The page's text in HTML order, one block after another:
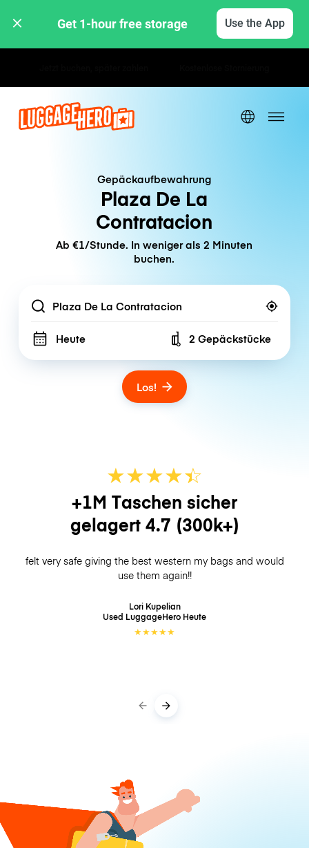
Get 1-hour free storage Use the App
Gepäckaufbewahrung
Plaza De La
Contratacion
Ab €1/Stunde. In weniger als 2 Minuten
buchen.
Location
Heute Number of bags
2 Gepäckstücke
Los!
★★★★☆
★
+1M Taschen sicher
gelagert 4.7 (300k+)
felt very safe giving the best western my bags and would
use them again!!
Lori Kupelian
Used LuggageHero Heute
★★★★★